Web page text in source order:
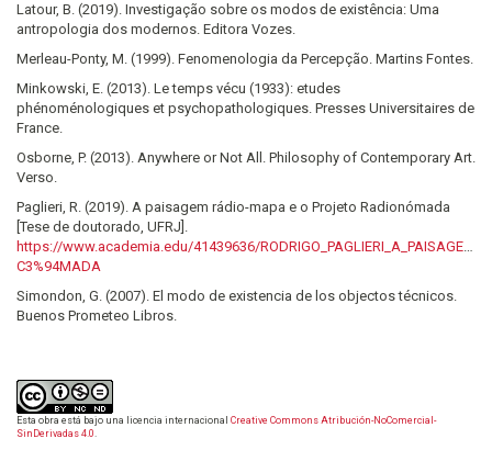
Latour, B. (2019). Investigação sobre os modos de existência: Uma
antropologia dos modernos. Editora Vozes.
Merleau-Ponty, M. (1999). Fenomenologia da Percepção. Martins Fontes.
Minkowski, E. (2013). Le temps vécu (1933): etudes
phénoménologiques et psychopathologiques. Presses Universitaires de
France.
Osborne, P. (2013). Anywhere or Not All. Philosophy of Contemporary Art.
Verso.
Paglieri, R. (2019). A paisagem rádio-mapa e o Projeto Radionómada
[Tese de doutorado, UFRJ].
https://www.academia.edu/41439636/
C3%94MADA
Simondon, G. (2007). El modo de existencia de los objectos técnicos.
Buenos Prometeo Libros.
Esta obra está bajo una licencia internacional Creative Commons Atribución-NoComercial-
SinDerivadas 4.0.